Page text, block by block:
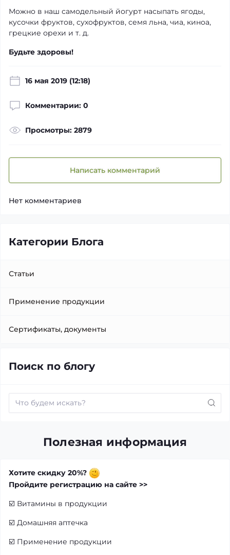
Можно в наш самодельный йогурт насыпать ягоды,
кусочки фруктов, сухофруктов, семя льна, чиа, киноа,
грецкие орехи и т. д.
Будьте здоровы!
16 мая 2019 (12:18)
Комментарии: 0
Просмотры: 2879
Написать комментарий
Нет комментариев
Категории Блога
Статьи
Применение продукции
Сертификаты, документы
Поиск по блогу
Полезная информация
Хотите скидку 20%?
Пройдите регистрацию на сайте >>
☑️ Витамины в продукции
☑️ Домашняя аптечка
☑️ Применение продукции